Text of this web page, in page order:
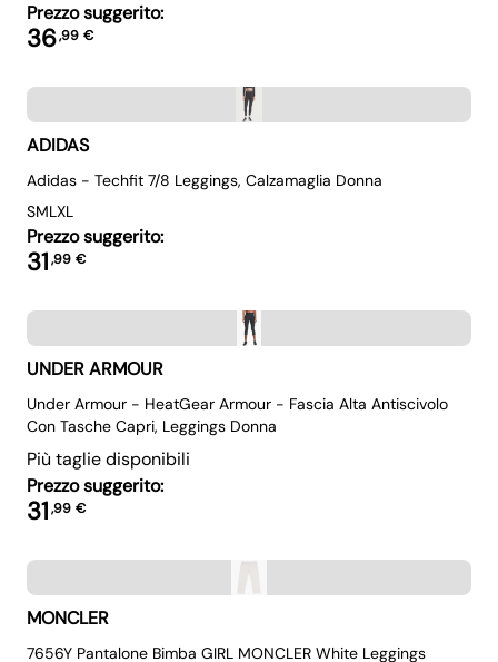
Prezzo suggerito:
36,99 €
ADIDAS
Adidas - Techfit 7/8 Leggings, Calzamaglia Donna
SMLXL
Prezzo suggerito:
31,99 €
UNDER ARMOUR
Under Armour - HeatGear Armour - Fascia Alta Antiscivolo
Con Tasche Capri, Leggings Donna
Più taglie disponibili
Prezzo suggerito:
31,99 €
MONCLER
7656Y Pantalone Bimba GIRL MONCLER White Leggings